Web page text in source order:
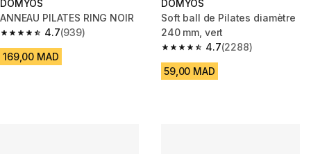
DOMYOS
ANNEAU PILATES RING NOIR
4.7
4.7 out of 5 stars from 939 reviews
(939)
169,00 MAD
DOMYOS
Soft ball de Pilates diamètre
240 mm, vert
4.7
4.7 out of 5 stars from 2288
(2288)
59,00 MAD